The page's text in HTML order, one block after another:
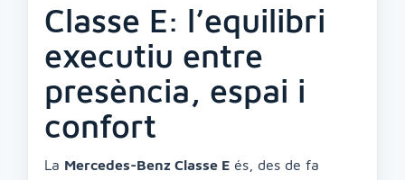
Classe E: l’equilibri
executiu entre
presència, espai i
confort
La Mercedes-Benz Classe E és, des de fa